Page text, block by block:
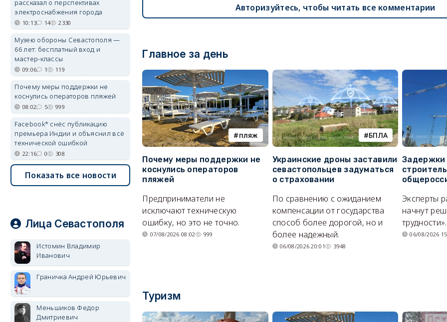
Авторизуйтесь, чтобы читать все комментарии
Главное за день
пляж
Почему меры поддержки не
коснулись операторов
пляжей
Предприниматели не
исключают техническую
ошибку, но это не точно.
07/08/2026 08:02 999
БПЛА
Украинские дроны заставили
севастопольцев задуматься
о страховании
По сравнению с ожиданием
компенсации от государства
способ более дорогой, но и
более надежный.
06/08/2026 20:01 3948
Задержки
Эксперты
начнут
трудности».
06/08/2026
Туризм
рассказал о перспективах
электроснабжения города
10:13 14 2330
Музею обороны Севастополя —
66 лет: бесплатный вход и
мастер-классы
09:06 1 119
Почему меры поддержки не
коснулись операторов пляжей
08:02 5 999
Facebook* снёс публикацию
премьера Индии и объяснил всё
технической ошибкой
22:16 0 308
Показать все новости
Лица Севастополя
Истомин Владимир
Иванович
Граничка Андрей Юрьевич
Меньшиков Федор
Дмитриевич